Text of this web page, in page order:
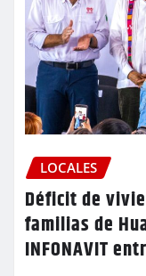
LOCALES
Déficit de
familias de
INFONAVIT